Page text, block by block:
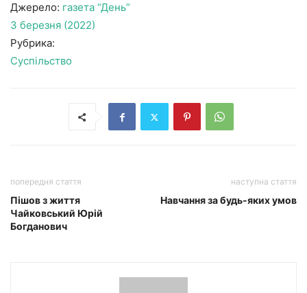
Джерело: газета “День”
3 березня (2022)
Рубрика:
Cуспільство
попередня стаття
Пішов з життя
Чайковський Юрій
Богданович
наступна стаття
Навчання за будь-яких умов